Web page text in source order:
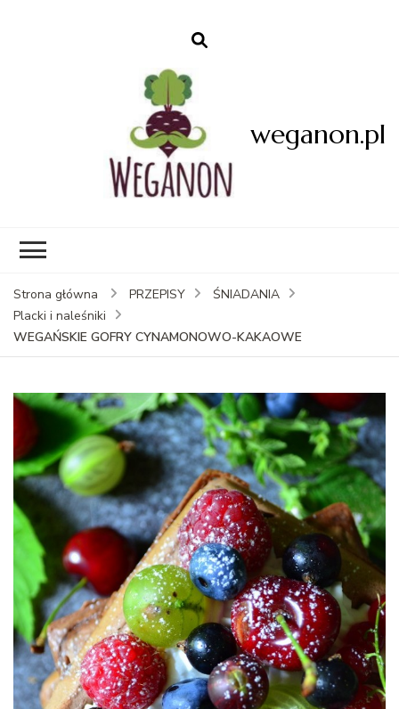
weganon.pl
Strona główna PRZEPISY
ŚNIADANIA
Placki i naleśniki
WEGAŃSKIE GOFRY CYNAMONOWO-KAKAOWE